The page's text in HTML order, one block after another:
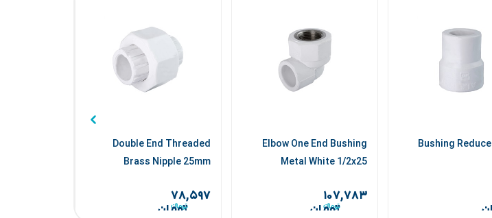
Bushing
Elbow One End Bushing
Metal White 1/2x25
۱۰۷,۷۸۳
تومان
Double End Threaded
Brass Nipple 25mm
۷۸,۵۹۷
تومان